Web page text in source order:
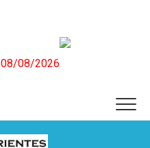
08/08/2026